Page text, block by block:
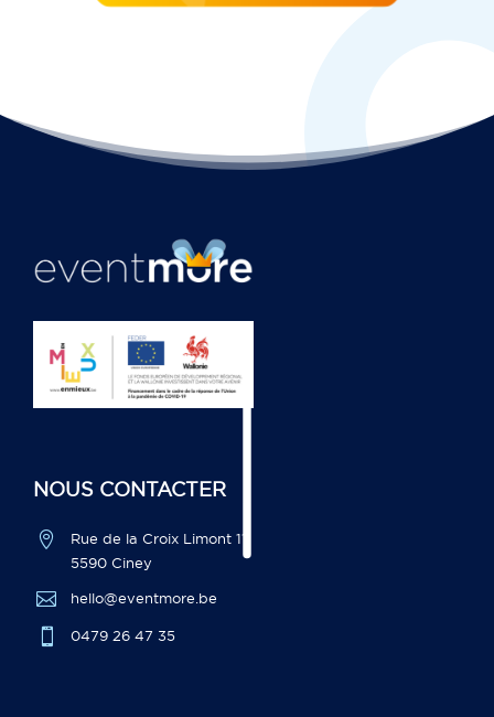
NOUS CONTACTER

Rue de la Croix Limont 11,
5590 Ciney
 hello@eventmore.be
 0479 26 47 35